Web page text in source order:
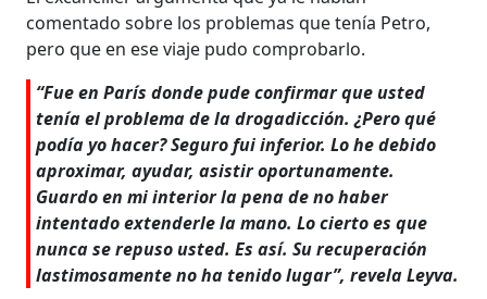
comentado sobre los problemas que tenía Petro,
pero que en ese viaje pudo comprobarlo.
“Fue en París donde pude confirmar que usted
tenía el problema de la drogadicción. ¿Pero qué
podía yo hacer? Seguro fui inferior. Lo he debido
aproximar, ayudar, asistir oportunamente.
Guardo en mi interior la pena de no haber
intentado extenderle la mano. Lo cierto es que
nunca se repuso usted. Es así. Su recuperación
lastimosamente no ha tenido lugar”, revela Leyva.